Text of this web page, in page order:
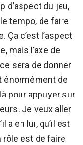
d’aspect du jeu,
tempo, de faire
Ça c’est l’aspect
mais l’axe de
sera de donner
énormément de
pour appuyer sur
Je veux aller
a en lui, qu’il est
rôle est de faire